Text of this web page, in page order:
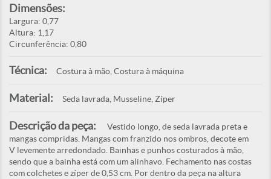
Dimensões:
Largura: 0,77
Altura: 1,17
Circunferência: 0,80
Técnica: Costura à mão, Costura à máquina
Material: Seda lavrada, Musseline, Zíper
Descrição da peça:
Vestido longo, de seda lavrada preta e
mangas compridas. Mangas com franzido nos ombros, decote em
V levemente arredondado. Bainhas e punhos costurados à mão,
sendo que a bainha está com um alinhavo. Fechamento nas costas
com colchetes e zíper de 0,53 cm. Por dentro da peça na altura